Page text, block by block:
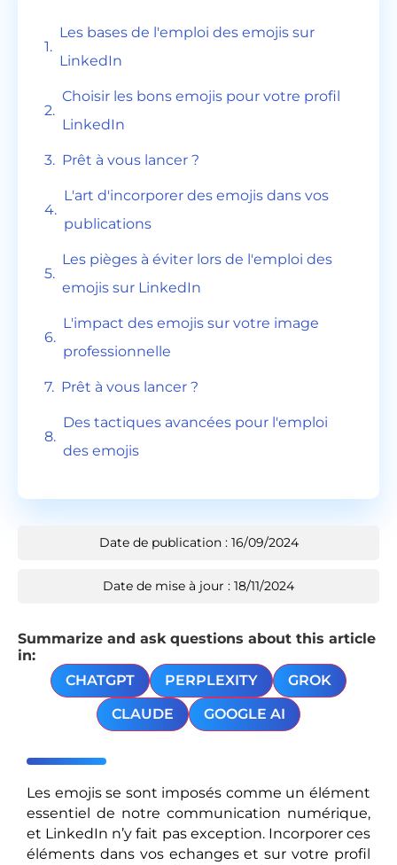
Les bases de l'emploi des emojis sur
LinkedIn
Choisir les bons emojis pour votre profil
LinkedIn
Prêt à vous lancer ?
L'art d'incorporer des emojis dans vos
publications
Les pièges à éviter lors de l'emploi des
emojis sur LinkedIn
L'impact des emojis sur votre image
professionnelle
Prêt à vous lancer ?
Des tactiques avancées pour l'emploi
des emojis
Date de publication : 16/09/2024
Date de mise à jour : 18/11/2024
Summarize and ask questions about this article
in:
CHATGPT
PERPLEXITY
GROK
CLAUDE
GOOGLE AI
Les emojis se sont imposés comme un élément
essentiel de notre communication numérique,
et LinkedIn n’y fait pas exception. Incorporer ces
éléments dans vos echanges et sur votre profil